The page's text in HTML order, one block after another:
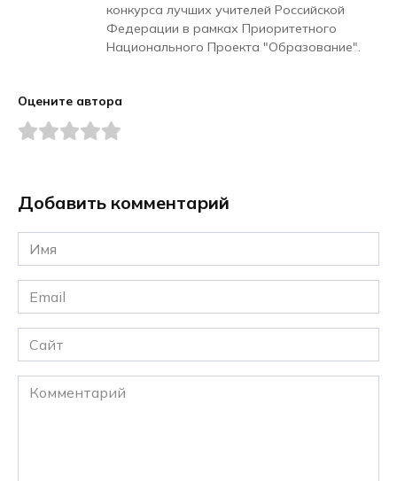
конкурса лучших учителей Российской
Федерации в рамках Приоритетного
Национального Проекта "Образование".
Оцените автора
Добавить комментарий
Имя
*
Email
*
Сайт
Комментарий